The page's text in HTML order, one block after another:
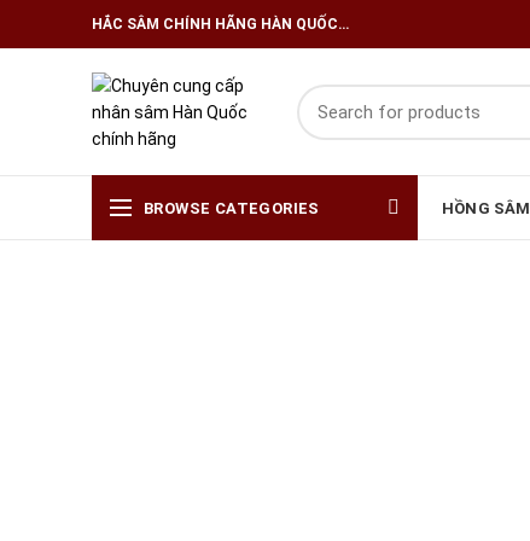
HẮC SÂM CHÍNH HÃNG HÀN QUỐC…
BROWSE CATEGORIES HỒNG SÂM